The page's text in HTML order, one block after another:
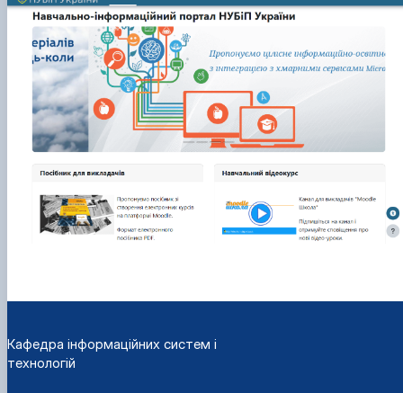
Кафедра інформаційних систем і
технологій